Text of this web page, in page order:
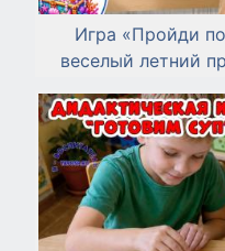
Игра «Пройди
веселый летний